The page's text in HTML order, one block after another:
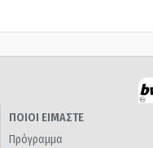
ΠΟΙΟΙ ΕΙΜΑΣΤΕ
Πρόγραμμα